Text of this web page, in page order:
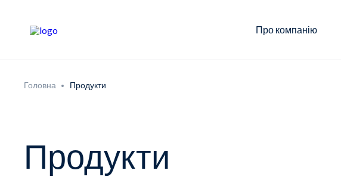
Про компанію
Головна Продукти
Продукти